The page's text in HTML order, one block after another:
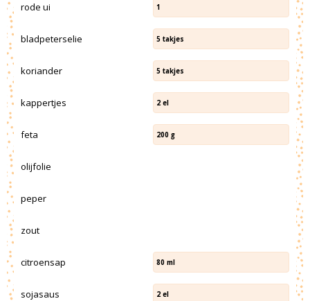
rode ui 1
bladpeterselie 5 takjes
koriander 5 takjes
kappertjes 2 el
feta 200 g
olijfolie
peper
zout
citroensap 80 ml
sojasaus 2 el